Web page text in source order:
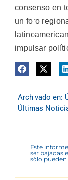
consenso en
un foro
impulsar
Archivado en:
Últimas
Este
ser bajadas
sólo